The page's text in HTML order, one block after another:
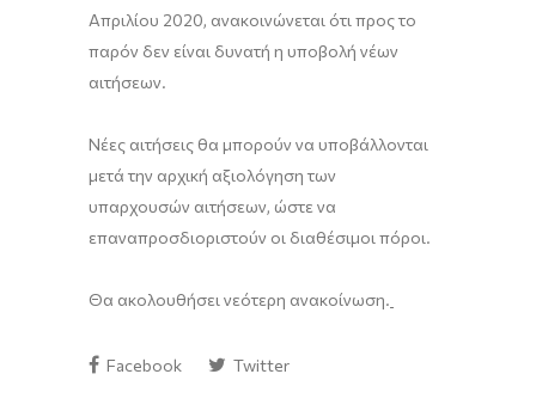
Απριλίου 2020, ανακοινώνεται ότι προς το
παρόν δεν είναι δυνατή η υποβολή νέων
αιτήσεων.
Νέες αιτήσεις θα μπορούν να υποβάλλονται
μετά την αρχική αξιολόγηση των
υπαρχουσών αιτήσεων, ώστε να
επαναπροσδιοριστούν οι διαθέσιμοι πόροι.
Θα ακολουθήσει νεότερη ανακοίνωση.
Facebook Twitter